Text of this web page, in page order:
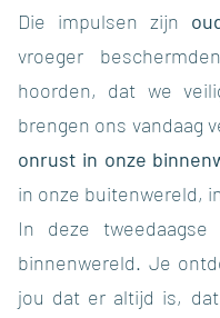
Die impulsen zijn
vroeger
hoorden, dat we
brengen ons vandaag
onrust in onze
in onze buitenwereld,
In deze
binnenwereld. Je
jou dat er altijd is,